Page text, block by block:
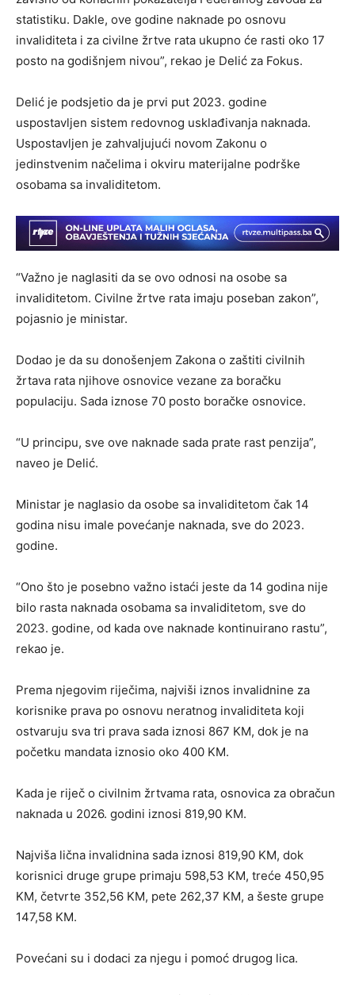
statistiku. Dakle, ove godine naknade po osnovu
invaliditeta i za civilne žrtve rata ukupno će rasti oko 17
posto na godišnjem nivou”, rekao je Delić za Fokus.
Delić je podsjetio da je prvi put 2023. godine
uspostavljen sistem redovnog usklađivanja naknada.
Uspostavljen je zahvaljujući novom Zakonu o
jedinstvenim načelima i okviru materijalne podrške
osobama sa invaliditetom.
“Važno je naglasiti da se ovo odnosi na osobe sa
invaliditetom. Civilne žrtve rata imaju poseban zakon”,
pojasnio je ministar.
Dodao je da su donošenjem Zakona o zaštiti civilnih
žrtava rata njihove osnovice vezane za boračku
populaciju. Sada iznose 70 posto boračke osnovice.
“U principu, sve ove naknade sada prate rast penzija”,
naveo je Delić.
Ministar je naglasio da osobe sa invaliditetom čak 14
godina nisu imale povećanje naknada, sve do 2023.
godine.
“Ono što je posebno važno istaći jeste da 14 godina nije
bilo rasta naknada osobama sa invaliditetom, sve do
2023. godine, od kada ove naknade kontinuirano rastu”,
rekao je.
Prema njegovim riječima, najviši iznos invalidnine za
korisnike prava po osnovu neratnog invaliditeta koji
ostvaruju sva tri prava sada iznosi 867 KM, dok je na
početku mandata iznosio oko 400 KM.
Kada je riječ o civilnim žrtvama rata, osnovica za obračun
naknada u 2026. godini iznosi 819,90 KM.
Najviša lična invalidnina sada iznosi 819,90 KM, dok
korisnici druge grupe primaju 598,53 KM, treće 450,95
KM, četvrte 352,56 KM, pete 262,37 KM, a šeste grupe
147,58 KM.
Povećani su i dodaci za njegu i pomoć drugog lica.